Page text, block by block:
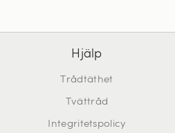
Hjälp
Trådtäthet
Tvättråd
Integritetspolicy